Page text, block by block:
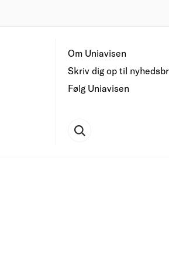
Om Uniavisen
Skriv dig op til
Følg Uniavisen